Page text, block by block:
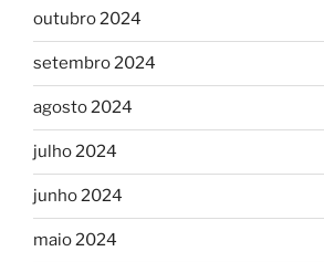
outubro 2024
setembro 2024
agosto 2024
julho 2024
junho 2024
maio 2024